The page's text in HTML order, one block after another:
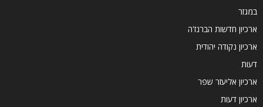
במגזר
ארכיון חדשות הברנז'ה
ארכיון נקודה יהודית
דעות
ארכיון אליעזר שפר
ארכיון דעות